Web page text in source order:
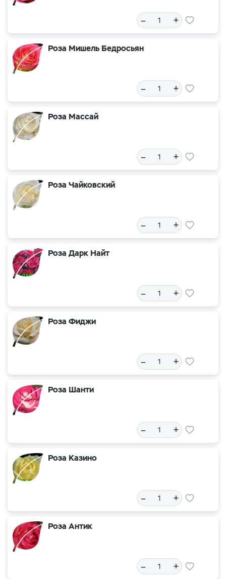
– +
Роза Мишель Бедросьян
– +
Роза Массай
– +
Роза Чайковский
– +
Роза Дарк Найт
– +
Роза Фиджи
– +
Роза Шанти
– +
Роза Казино
– +
Роза Антик
– +